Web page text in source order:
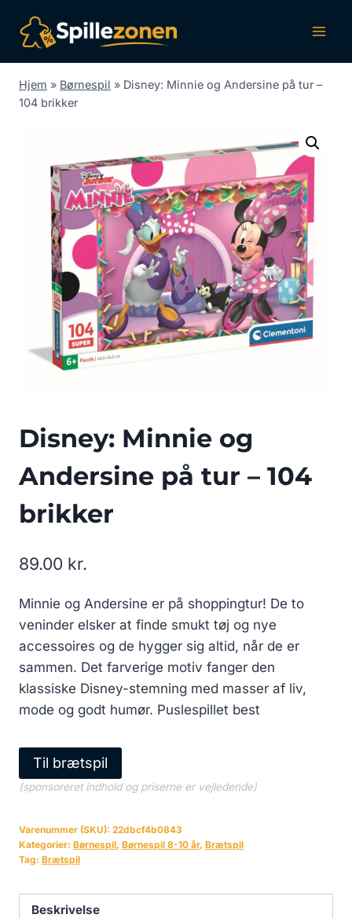
indhold
Hjem » Børnespil » Disney: Minnie og Andersine på tur –
104 brikker
Disney: Minnie og
Andersine på tur – 104
brikker
89.00 kr.
Minnie og Andersine er på shoppingtur! De to
veninder elsker at finde smukt tøj og nye
accessoires og de hygger sig altid, når de er
sammen. Det farverige motiv fanger den
klassiske Disney-stemning med masser af liv,
mode og godt humør. Puslespillet best
Til brætspil
(sponsoreret indhold og priserne er vejledende)
Varenummer (SKU): 22dbcf4b0843
Kategorier: Børnespil, Børnespil 8-10 år, Brætspil
Tag: Brætspil
Beskrivelse